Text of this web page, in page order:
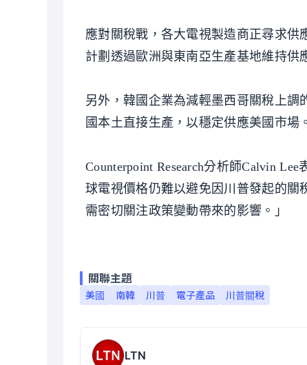
應對關稅戰，各大電視製造商正尋求供
計劃透過歐洲與東南亞生產基地維持供
另外，韓國企業為減輕墨西哥關稅上調
國本土直接生產，以穩定供應美國市場。
Counterpoint Research分析師Calvin
球電視價格仍難以避免因川普發起的關
需密切關注政策變動帶來的影響。」
關聯主題
美國 南韓 川普 電子產品 川普關稅
LTN